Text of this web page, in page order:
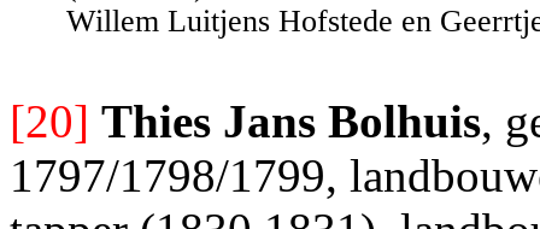
Willem Luitjens Hofstede en
[20] Thies Jans Bolhuis,
1797/1798/1799,